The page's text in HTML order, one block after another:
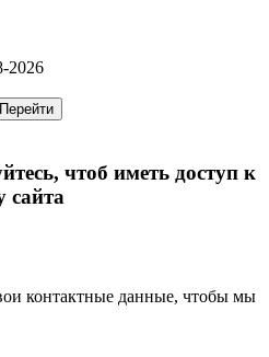
2026
чтоб иметь доступ к
сайта
контактные данные, чтобы мы